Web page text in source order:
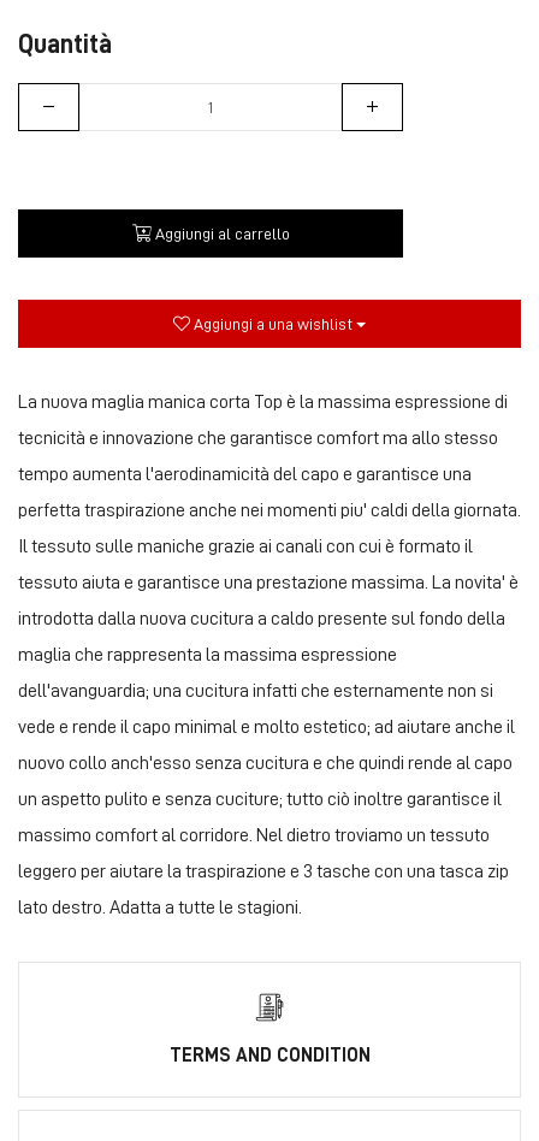
Quantità
Aggiungi al carrello
Aggiungi a una wishlist
La nuova maglia manica corta Top è la massima espressione di
tecnicità e innovazione che garantisce comfort ma allo stesso
tempo aumenta l'aerodinamicità del capo e garantisce una
perfetta traspirazione anche nei momenti piu' caldi della giornata.
Il tessuto sulle maniche grazie ai canali con cui è formato il
tessuto aiuta e garantisce una prestazione massima. La novita' è
introdotta dalla nuova cucitura a caldo presente sul fondo della
maglia che rappresenta la massima espressione
dell'avanguardia; una cucitura infatti che esternamente non si
vede e rende il capo minimal e molto estetico; ad aiutare anche il
nuovo collo anch'esso senza cucitura e che quindi rende al capo
un aspetto pulito e senza cuciture; tutto ciò inoltre garantisce il
massimo comfort al corridore. Nel dietro troviamo un tessuto
leggero per aiutare la traspirazione e 3 tasche con una tasca zip
lato destro. Adatta a tutte le stagioni.
TERMS AND CONDITION